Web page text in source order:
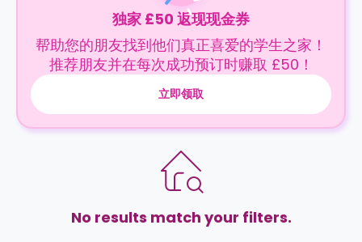
独家 £50 返现现金券
帮助您的朋友找到他们真正喜爱的学生之家！
推荐朋友并在每次成功预订时赚取 £50！
立即领取
No results match your filters.